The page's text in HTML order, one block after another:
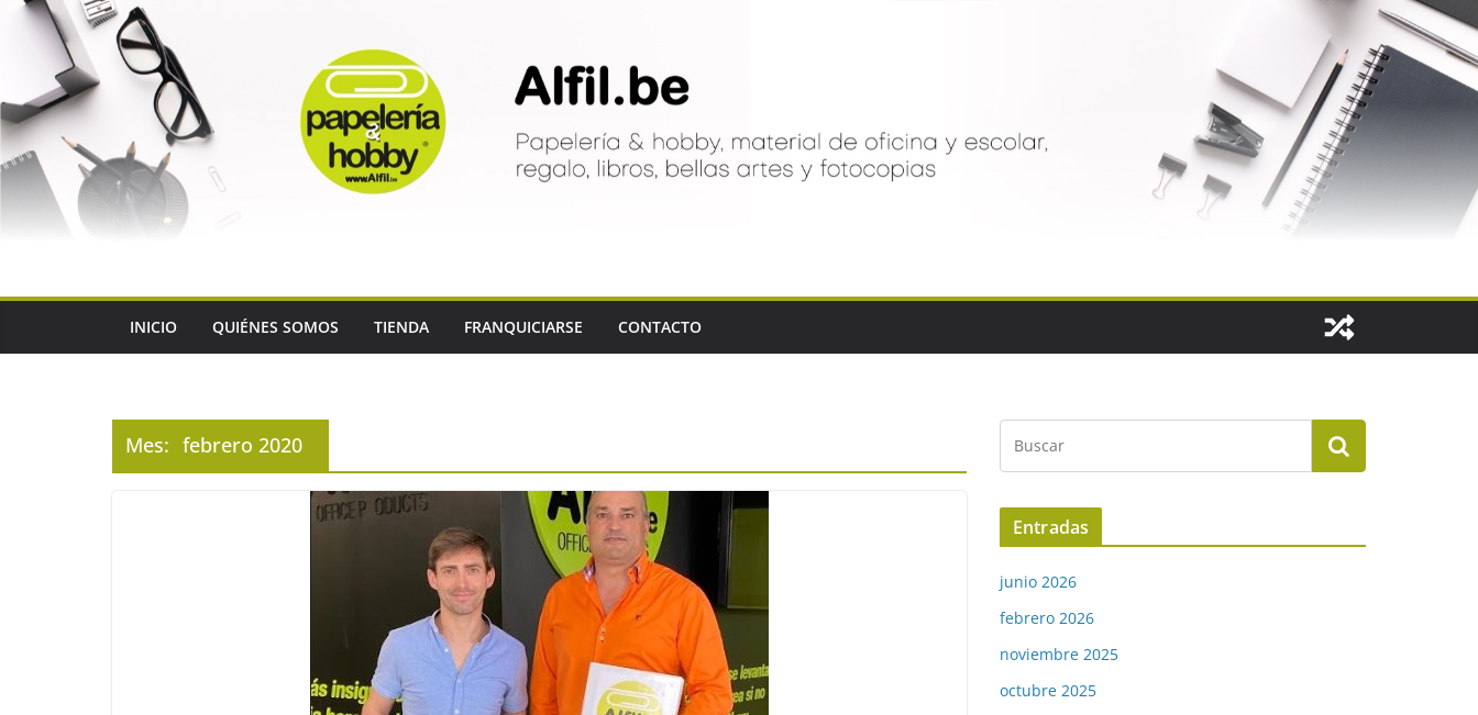
Saltar
contenido
INICIO QUIÉNES SOMOS TIENDA FRANQUICIARSE CONTACTO
Mes: febrero 2020
Entradas
junio 2026
febrero 2026
noviembre 2025
octubre 2025